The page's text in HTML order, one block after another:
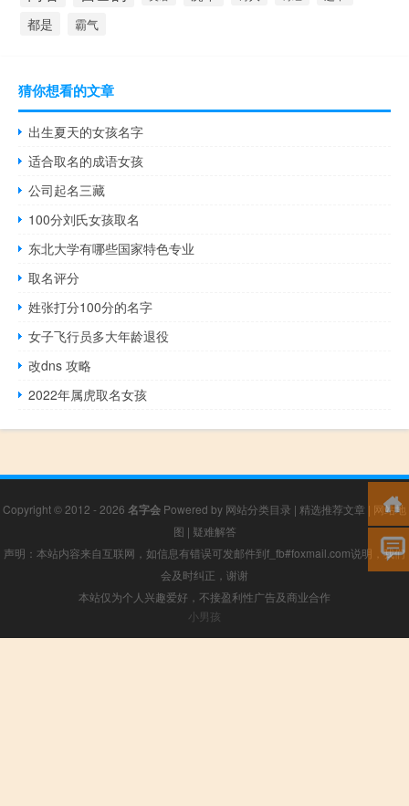
都是 霸气
猜你想看的文章
出生夏天的女孩名字
适合取名的成语女孩
公司起名三藏
100分刘氏女孩取名
东北大学有哪些国家特色专业
取名评分
姓张打分100分的名字
女子飞行员多大年龄退役
改dns 攻略
2022年属虎取名女孩
Copyright © 2012 - 2026 名字会 Powered by 网站分类目录 | 精选推荐文章 | 网站地
图 | 疑难解答
声明：本站内容来自互联网，如信息有错误可发邮件到f_fb#foxmail.com说明，我们
会及时纠正，谢谢
本站仅为个人兴趣爱好，不接盈利性广告及商业合作
小男孩